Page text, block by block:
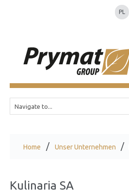
PL
Home Unser Unternehmen
Kulinaria SA